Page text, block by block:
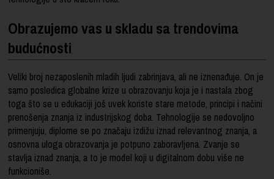
Obrazujemo vas u skladu sa trendovima
budućnosti
Veliki broj nezaposlenih mladih ljudi zabrinjava, ali ne iznenađuje. On je
samo posledica globalne krize u obrazovanju koja je i nastala zbog
toga što se u edukaciji još uvek koriste stare metode, principi i načini
prenošenja znanja iz industrijskog doba. Tehnologije se nedovoljno
primenjuju, diplome se po značaju izdižu iznad relevantnog znanja, a
osnovna uloga obrazovanja je potpuno zaboravljena. Zvanje se
stavlja iznad znanja, a to je model koji u digitalnom dobu više ne
funkcioniše.